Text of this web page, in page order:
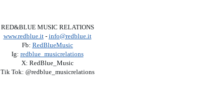
RED&BLUE MUSIC RELATIONS
www.redblue.it- info@redblue.it
Fb: RedBlueMusic
Ig: redblue_musicrelations
X: RedBlue_Music
Tik Tok: @redblue_musicrelations